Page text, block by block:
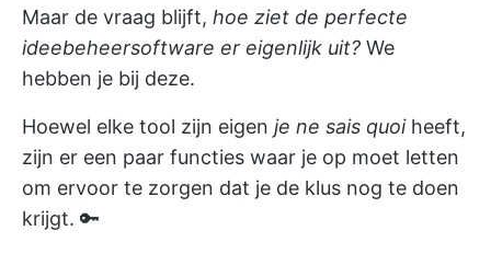
Maar de vraag blijft, hoe ziet de perfecte
ideebeheersoftware er eigenlijk uit? We
hebben je bij deze.
Hoewel elke tool zijn eigen je ne sais quoiheeft,
zijn er een paar functies waar je op moet letten
om ervoor te zorgen dat je de klus nog te doen
krijgt. 🔑